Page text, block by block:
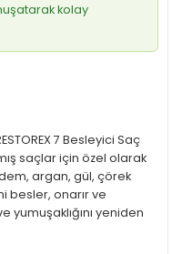
kolay
7 Besleyici Saç
saçlar için özel olarak
argan, gül, çörek
besler, onarır ve
yumuşaklığını yeniden